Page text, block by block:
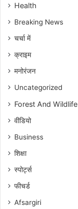
Health
Breaking News
चर्चा में
क्राइम
मनोरंजन
Uncategorized
Forest And Wildlife
वीडियो
Business
शिक्षा
स्पोर्ट्स
फीचर्ड
Afsargiri